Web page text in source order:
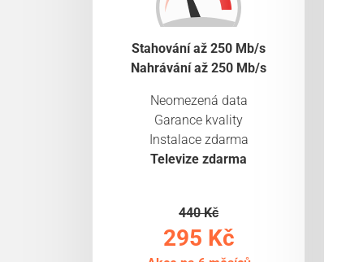
Stahování až 250 Mb/s
Nahrávání až 250 Mb/s
Neomezená data
Garance kvality
Instalace zdarma
Televize zdarma
440 Kč
295 Kč